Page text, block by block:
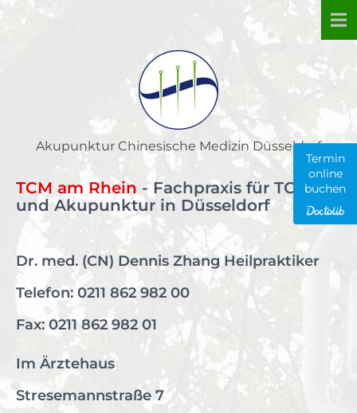
Akupunktur Chinesische Medizin Düsseldorf
TCM am Rhein - Fachpraxis für TCM
und Akupunktur in Düsseldorf
Dr. med. (CN) Dennis Zhang Heilpraktiker
Telefon: 0211 862 982 00
Fax: 0211 862 982 01
Im Ärztehaus
Stresemannstraße 7
Termin
online
buchen